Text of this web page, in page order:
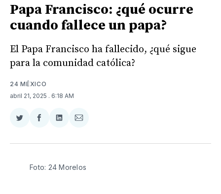
Papa Francisco: ¿qué ocurre
cuando fallece un papa?
El Papa Francisco ha fallecido, ¿qué sigue
para la comunidad católica?
24 MÉXICO
abril 21, 2025 . 6:18 AM
Compartir
Twitter
Compartir
Facebook
Compartir
LinkedIn
Compartir
Email
Foto: 24 Morelos